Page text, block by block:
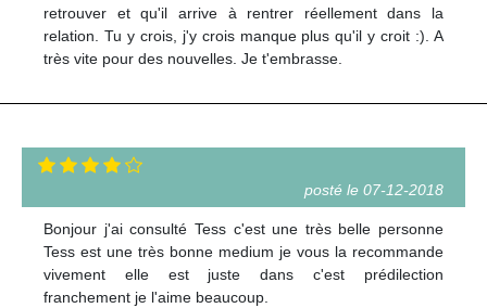
retrouver et qu'il arrive à rentrer réellement dans la
relation. Tu y crois, j'y crois manque plus qu'il y croit :). A
très vite pour des nouvelles. Je t'embrasse.
posté le 07-12-2018
Bonjour j'ai consulté Tess c'est une très belle personne
Tess est une très bonne medium je vous la recommande
vivement elle est juste dans c'est prédilection
franchement je l'aime beaucoup.